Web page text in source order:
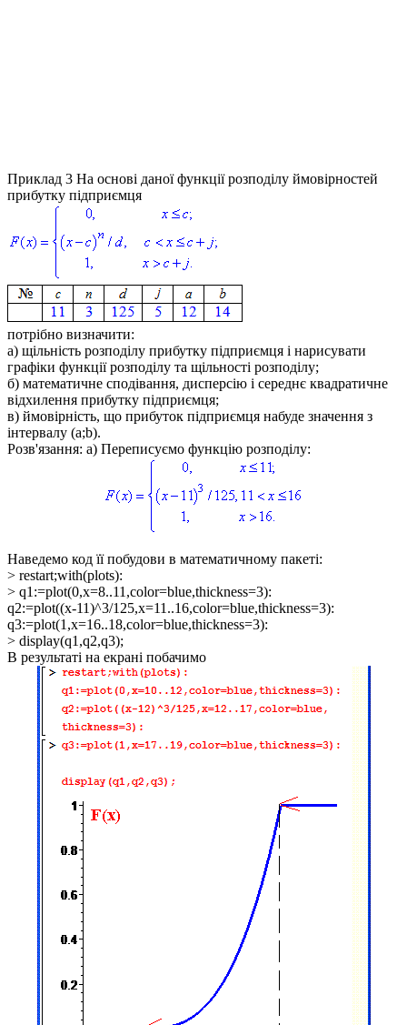
Приклад 3 На основі даної функції розподілу ймовірностей
прибутку підприємця
потрібно визначити:
а) щільність розподілу прибутку підприємця і нарисувати
графіки функції розподілу та щільності розподілу;
б) математичне сподівання, дисперсію і середнє квадратичне
відхилення прибутку підприємця;
в) ймовірність, що прибуток підприємця набуде значення з
інтервалу (a;b).
Розв'язання: а) Переписуємо функцію розподілу:
Наведемо код її побудови в математичному пакеті:
> restart;with(plots):
> q1:=plot(0,x=8..11,color=blue,thickness=3):
q2:=plot((x-11)^3/125,x=11..16,color=blue,thickness=3):
q3:=plot(1,x=16..18,color=blue,thickness=3):
> display(q1,q2,q3);
В результаті на екрані побачимо